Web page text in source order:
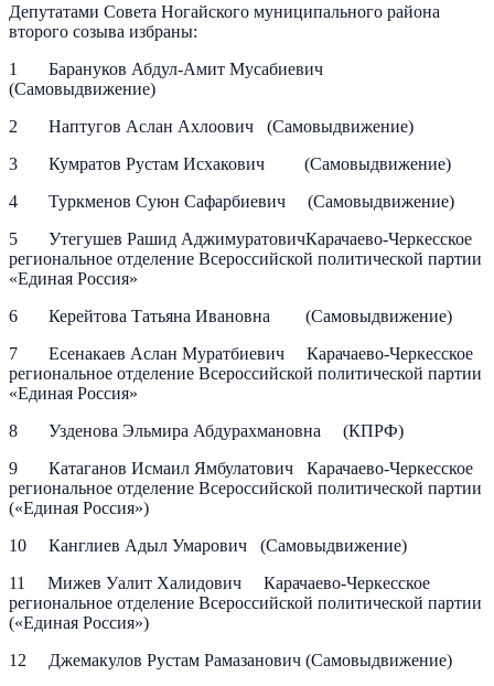
Депутатами Совета Ногайского муниципального района
второго созыва избраны:
1 Барануков Абдул-Амит Мусабиевич
(Самовыдвижение)
2 Наптугов Аслан Ахлоович (Самовыдвижение)
3 Кумратов Рустам Исхакович (Самовыдвижение)
4 Туркменов Суюн Сафарбиевич (Самовыдвижение)
5 Утегушев Рашид АджимуратовичКарачаево-Черкесское
региональное отделение Всероссийской политической партии
«Единая Россия»
6 Керейтова Татьяна Ивановна (Cамовыдвижение)
7 Есенакаев Аслан Муратбиевич Карачаево-Черкесское
региональное отделение Всероссийской политической партии
«Единая Россия»
8 Узденова Эльмира Абдурахмановна (КПРФ)
9 Катаганов Исмаил Ямбулатович Карачаево-Черкесское
региональное отделение Всероссийской политической партии
(«Единая Россия»)
10 Канглиев Адыл Умарович (Самовыдвижение)
11 Мижев Уалит Халидович Карачаево-Черкесское
региональное отделение Всероссийской политической партии
(«Единая Россия»)
12 Джемакулов Рустам Рамазанович (Самовыдвижение)